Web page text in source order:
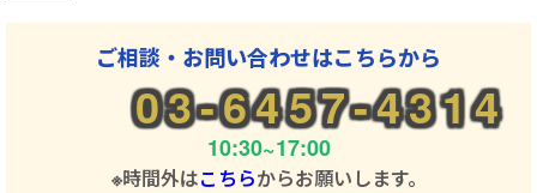
ご相談・お問い合わせはこちらから
03-6457-4314
10:30~17:00
※時間外はこちらからお願いします。